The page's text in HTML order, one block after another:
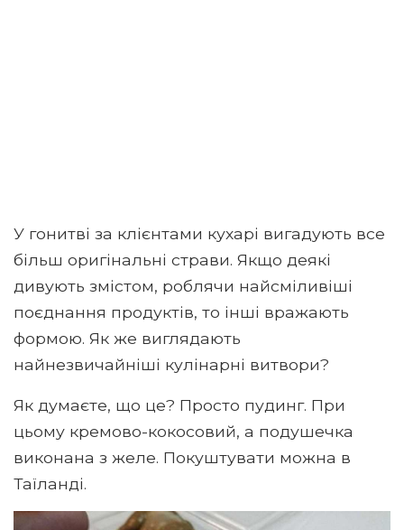
У гонитві за клієнтами кухарі вигадують все
більш оригінальні страви. Якщо деякі
дивують змістом, роблячи найсміливіші
поєднання продуктів, то інші вражають
формою. Як же виглядають
найнезвичайніші кулінарні витвори?
Як думаєте, що це? Просто пудинг. При
цьому кремово-кокосовий, а подушечка
виконана з желе. Покуштувати можна в
Таїланді.